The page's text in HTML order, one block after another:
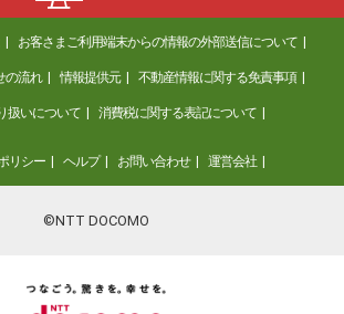
お客さまご利用端末からの情報の外部送信について
の流れ 情報提供元 不動産情報に関する免責事項
扱いについて 消費税に関する表記について
リシー ヘルプ お問い合わせ 運営会社
©NTT DOCOMO